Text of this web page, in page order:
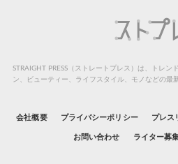
STRAIGHT PRESS（ストレートプレス）は、トレン
ン、ビューティー、ライフスタイル、モノなどの最
会社概要 プライバシーポリシー プレス
お問い合わせ ライター募